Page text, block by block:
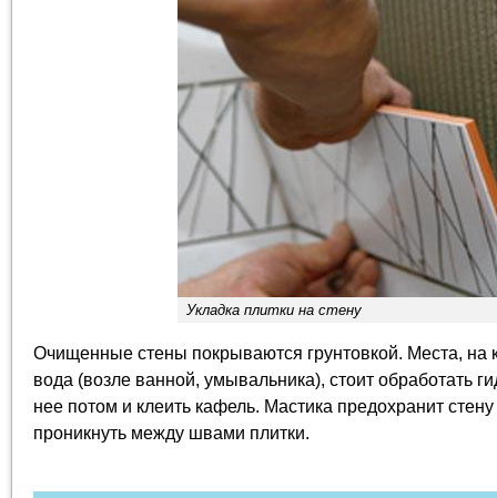
Укладка плитки на стену
Очищенные стены покрываются грунтовкой. Места, на
вода (возле ванной, умывальника), стоит обработать
нее потом и клеить кафель. Мастика предохранит
проникнуть между швами плитки.